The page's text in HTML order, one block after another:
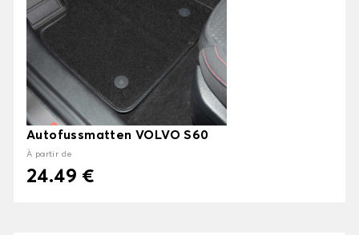
Autofussmatten VOLVO S60
À partir de
24.49 €